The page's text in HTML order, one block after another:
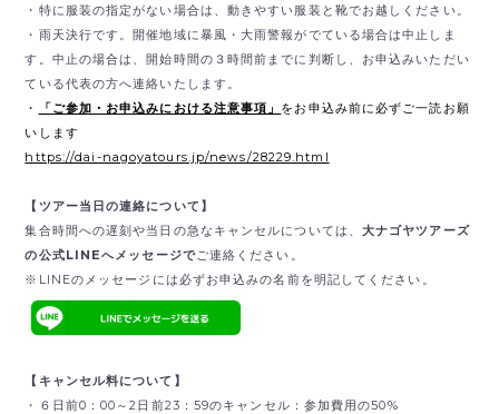
・特に服装の指定がない場合は、動きやすい服装と靴でお越しください。
・雨天決行です。開催地域に暴風・大雨警報がでている場合は中止しま
す。中止の場合は、開始時間の３時間前までに判断し、お申込みいただい
ている代表の方へ連絡いたします。
・
「ご参加・お申込みにおける注意事項」 をお申込み前に必ずご一読お願
いします
https://dai-nagoyatours.jp/news/28229.html
【ツアー当日の連絡について】
集合時間への遅刻や当日の急なキャンセルについては、 大ナゴヤツアーズ
の公式LINEへメッセージでご連絡ください。
※LINEのメッセージには必ずお申込みの名前を明記してください。
【キャンセル料について】
・６日前0：00～2日前23：59のキャンセル：参加費用の50%